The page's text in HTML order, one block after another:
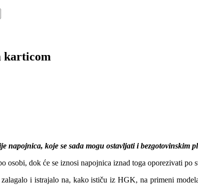
karticom
napojnica, koje se sada mogu ostavljati i bezgotovinskim
osobi, dok će se iznosi napojnica iznad toga oporezivati po
i istrajalo na, kako ističu iz HGK, na primeni